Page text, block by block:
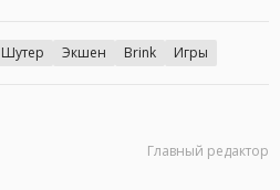
Шутер Экшен Brink Игры
Главный редактор